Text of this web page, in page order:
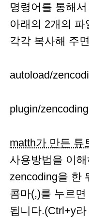
명령어를 통해
아래의 2개의 파
각각 복사해 주
autoload/
plugin/
matth가 만든 튜
사용방법을 이
zencoding을 한
콤마(,)를 누르면
됩니다.(Ctrl+y